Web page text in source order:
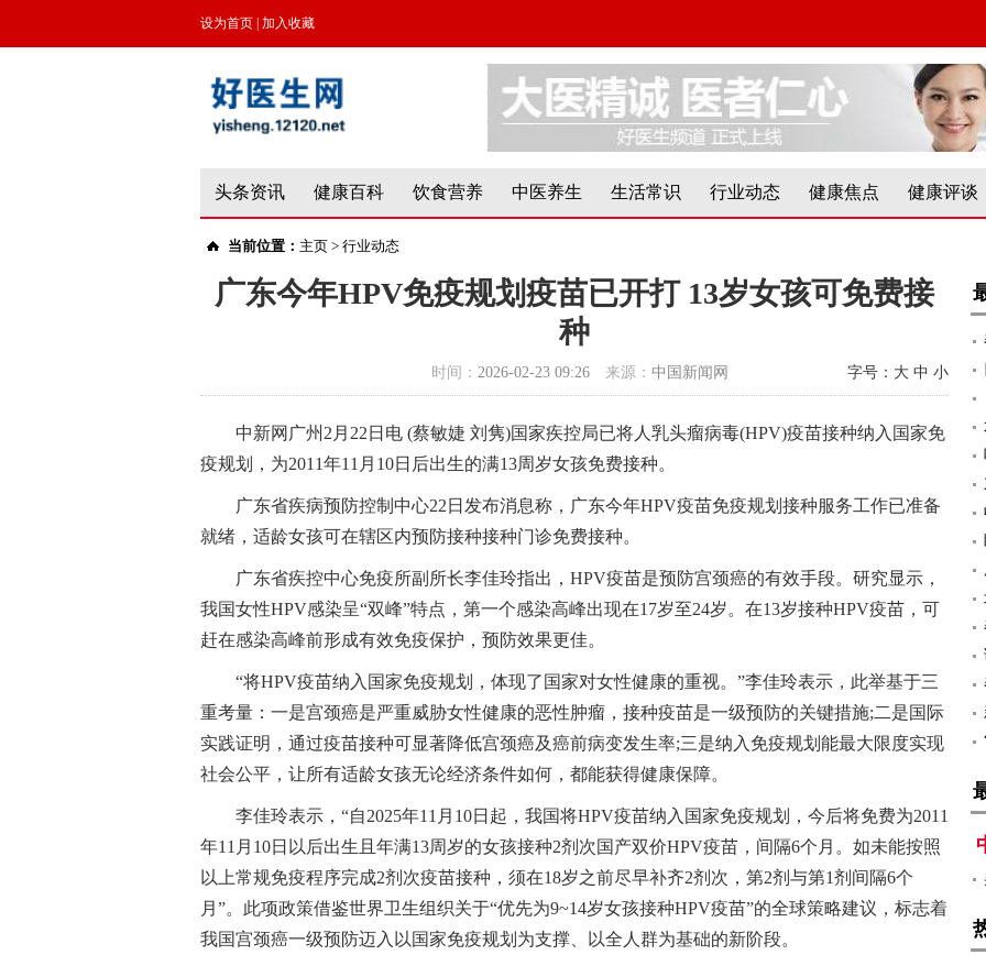
设为首页 加入收藏
头条资讯 健康百科 饮食营养 中医养生 生活常识 行业动态 健康焦点 健康评谈
当前位置： 主页 > 行业动态
广东今年HPV免疫规划疫苗已开打 13岁女孩可免费接
种
时间： 2026-02-23 09:26 来源： 中国新闻网 字号： 大 中 小
中新网广州2月22日电 (蔡敏婕 刘隽)国家疾控局已将人乳头瘤病毒(HPV)疫苗接种纳入国家免
疫规划，为2011年11月10日后出生的满13周岁女孩免费接种。
广东省疾病预防控制中心22日发布消息称，广东今年HPV疫苗免疫规划接种服务工作已准备
就绪，适龄女孩可在辖区内预防接种接种门诊免费接种。
广东省疾控中心免疫所副所长李佳玲指出，HPV疫苗是预防宫颈癌的有效手段。研究显示，
我国女性HPV感染呈“双峰”特点，第一个感染高峰出现在17岁至24岁。在13岁接种HPV疫苗，可
赶在感染高峰前形成有效免疫保护，预防效果更佳。
“将HPV疫苗纳入国家免疫规划，体现了国家对女性健康的重视。”李佳玲表示，此举基于三
重考量：一是宫颈癌是严重威胁女性健康的恶性肿瘤，接种疫苗是一级预防的关键措施;二是国际
实践证明，通过疫苗接种可显著降低宫颈癌及癌前病变发生率;三是纳入免疫规划能最大限度实现
社会公平，让所有适龄女孩无论经济条件如何，都能获得健康保障。
李佳玲表示，“自2025年11月10日起，我国将HPV疫苗纳入国家免疫规划，今后将免费为2011
年11月10日以后出生且年满13周岁的女孩接种2剂次国产双价HPV疫苗，间隔6个月。如未能按照
以上常规免疫程序完成2剂次疫苗接种，须在18岁之前尽早补齐2剂次，第2剂与第1剂间隔6个
月”。此项政策借鉴世界卫生组织关于“优先为9~14岁女孩接种HPV疫苗”的全球策略建议，标志着
我国宫颈癌一级预防迈入以国家免疫规划为支撑、以全人群为基础的新阶段。